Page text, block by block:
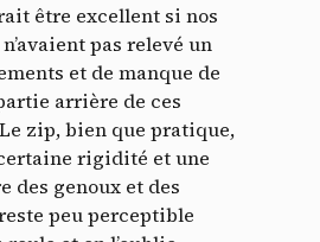
être excellent si nos
pas relevé un
et de manque de
arrière de ces
zip, bien que pratique,
rigidité et une
des genoux et des
peu perceptible